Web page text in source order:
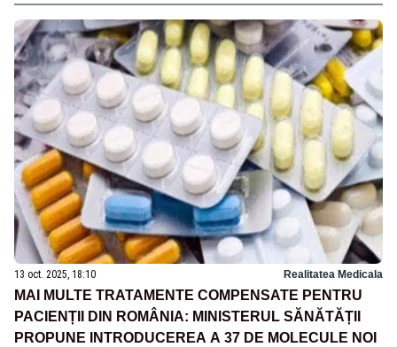
13 oct. 2025, 18:10 Realitatea Medicala
MAI MULTE TRATAMENTE COMPENSATE PENTRU
PACIENȚII DIN ROMÂNIA: MINISTERUL SĂNĂTĂȚII
PROPUNE INTRODUCEREA A 37 DE MOLECULE NOI